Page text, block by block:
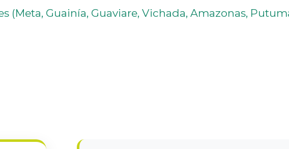
(Meta, Guainía, Guaviare, Vichada, Amazonas,